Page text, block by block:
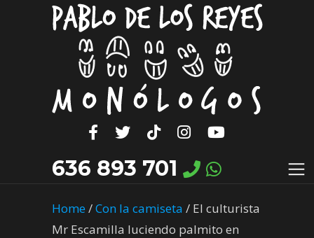
636 893 701
Home/Con la camiseta / El culturista
Mr Escamilla luciendo palmito en